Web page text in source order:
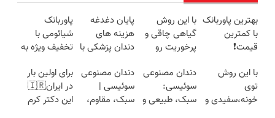
بهترین پاوربانک
با کمترین
قیمت❗
با این روش
گیاهی چاقی و
پرخوریت رو
پایان دغدغه
هزینه های
دندان پزشکی با
کننده خانگی
پاوربانک
شیائومی با
تخفیف ویژه به
با این روش
توی
خونه،سفیدی و
دندان مصنوعی
سوئیسی:
سبک، طبیعی و
دندان مصنوعی
سوئیسی |
سبک، مقاوم،
برای اولین بار
در ایران🇮🇷
این دکتر کرم